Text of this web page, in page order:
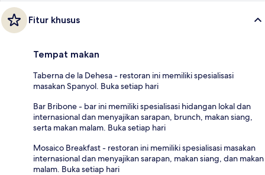
Fitur khusus
Tempat makan
Taberna de la Dehesa - restoran ini memiliki spesialisasi
masakan Spanyol. Buka setiap hari
Bar Bribone - bar ini memiliki spesialisasi hidangan lokal dan
internasional dan menyajikan sarapan, brunch, makan siang,
serta makan malam. Buka setiap hari
Mosaico Breakfast - restoran ini memiliki spesialisasi masakan
internasional dan menyajikan sarapan, makan siang, dan makan
malam. Buka setiap hari